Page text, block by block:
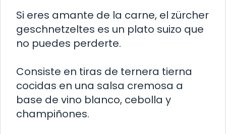
Si eres amante de la carne, el zürcher
geschnetzeltes es un plato suizo que
no puedes perderte.
Consiste en tiras de ternera tierna
cocidas en una salsa cremosa a
base de vino blanco, cebolla y
champiñones.